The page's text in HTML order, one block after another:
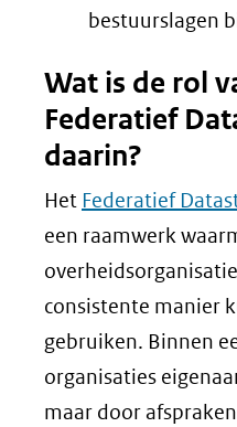
bestuurslagen
Wat is de rol
Federatief
daarin?
Het Federatief
een raamwerk
consistente manier
gebruiken. Binnen
organisaties
maar door